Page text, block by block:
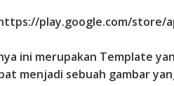
play.google.com/store/
ini merupakan Template
menjadi sebuah gambar